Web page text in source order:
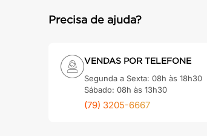
Precisa de ajuda?
VENDAS POR TELEFONE
Segunda a Sexta: 08h às 18h30
Sábado: 08h às 13h30
(79) 3205-6667